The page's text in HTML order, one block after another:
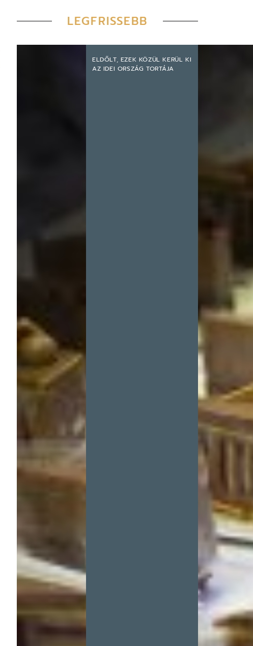
LEGFRISSEBB
ELDŐLT, EZEK KÖZÜL KERÜL KI
AZ IDEI ORSZÁG TORTÁJA